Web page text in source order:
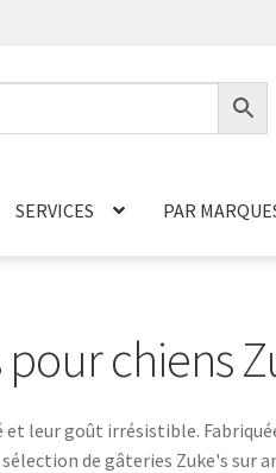
SERVICES PAR
pour chiens
leur goût irrésistible.
de gâteries Zuke's sur